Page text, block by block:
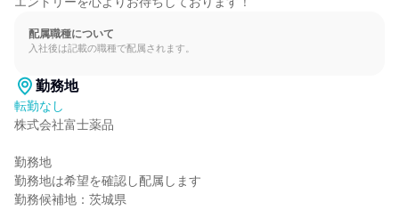
配属職種について
入社後は記載の職種で配属されます。
勤務地
転勤なし
株式会社富士薬品
勤務地
勤務地は希望を確認し配属します
勤務候補地：茨城県